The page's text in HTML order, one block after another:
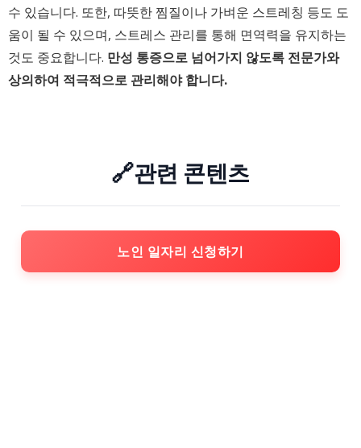
수 있습니다. 또한, 따뜻한 찜질이나 가벼운 스트레칭 등도 도
움이 될 수 있으며, 스트레스 관리를 통해 면역력을 유지하는
것도 중요합니다. 만성 통증으로 넘어가지 않도록 전문가와
상의하여 적극적으로 관리해야 합니다.
🔗관련 콘텐츠
노인 일자리 신청하기